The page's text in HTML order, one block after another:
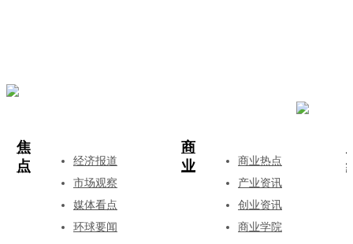
焦
点
经济报道
市场观察
媒体看点
环球要闻
商
业
商业热点
产业资讯
创业资讯
商业学院